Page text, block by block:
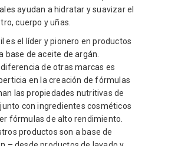
ayudan a hidratar y suavizar el
cuerpo y uñas.
es el líder y pionero en productos
base de aceite de argán.
diferencia de otras marcas es
en la creación de fórmulas
las propiedades nutritivas de
con ingredientes cosméticos
fórmulas de alto rendimiento.
productos son a base de